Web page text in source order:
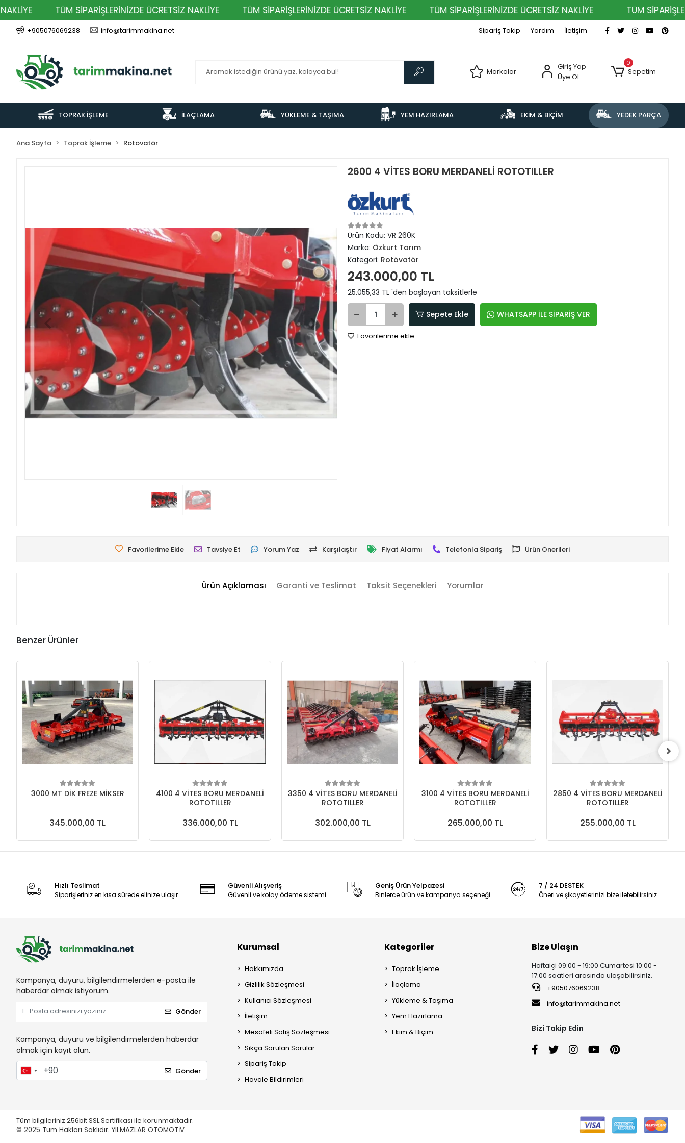
TÜM SİPARİŞLERİNİZDE ÜCRETSİZ NAKLİYE TÜM SİPARİŞLERİNİZDE ÜCRETSİZ NAKLİYE TÜM SİPARİŞLERİNİZDE ÜCRETSİZ NAKLİYE TÜM
+905076069238 info@tarimmakina.net Sipariş Takip Yardım İletişim
Markalar
Giriş Yap
Üye Ol
0
Sepetim
TOPRAK İŞLEME İLAÇLAMA YÜKLEME & TAŞIMA YEM HAZIRLAMA EKİM & BİÇİM YEDEK PARÇA
Ana Sayfa Toprak İşleme Rotövatör
2600 4 VİTES BORU MERDANELİ ROTOTILLER
Ürün Kodu: VR 260K
Marka: Özkurt Tarım
Kategori: Rotövatör
243.000,00 TL
25.055,33 TL 'den başlayan taksitlerle
Sepete Ekle WHATSAPP İLE SİPARİŞ VER
Favorilerime ekle
Favorilerime Ekle Tavsiye Et Yorum Yaz Karşılaştır Fiyat Alarmı Telefonla Sipariş Ürün Önerileri
Ürün Açıklaması Garanti ve Teslimat Taksit Seçenekleri Yorumlar
Benzer Ürünler
3000 MT DİK FREZE MİKSER
345.000,00 TL
4100 4 VİTES BORU MERDANELİ
ROTOTILLER
336.000,00 TL
3350 4 VİTES BORU MERDANELİ
ROTOTILLER
302.000,00 TL
3100 4 VİTES BORU MERDANELİ
ROTOTILLER
265.000,00 TL
2850 4 VİTES BORU MERDANELİ
ROTOTILLER
255.000,00 TL
Hızlı Teslimat
Siparişleriniz en kısa sürede elinize ulaşır.
Güvenli Alışveriş
Güvenli ve kolay ödeme sistemi
Geniş Ürün Yelpazesi
Binlerce ürün ve kampanya seçeneği
7 / 24 DESTEK
Öneri ve şikayetlerinizi bize iletebilirsiniz.
Kampanya, duyuru, bilgilendirmelerden e-posta ile
haberdar olmak istiyorum.
Gönder
Kampanya, duyuru ve bilgilendirmelerden haberdar
olmak için kayıt olun.
Gönder
Kurumsal
Hakkımızda
Gizlilik Sözleşmesi
Kullanıcı Sözleşmesi
İletişim
Mesafeli Satış Sözleşmesi
Sıkça Sorulan Sorular
Sipariş Takip
Havale Bildirimleri
Kategoriler
Toprak İşleme
İlaçlama
Yükleme & Taşıma
Yem Hazırlama
Ekim & Biçim
Bize Ulaşın
Haftaiçi 09:00 - 19:00 Cumartesi 10:00 -
17:00 saatleri arasında ulaşabilirsiniz.
+905076069238
info@tarimmakina.net
Bizi Takip Edin
Tüm bilgileriniz 256bit SSL Sertifikası ile korunmaktadır.
© 2025 Tüm Hakları Saklıdır. YILMAZLAR OTOMOTİV